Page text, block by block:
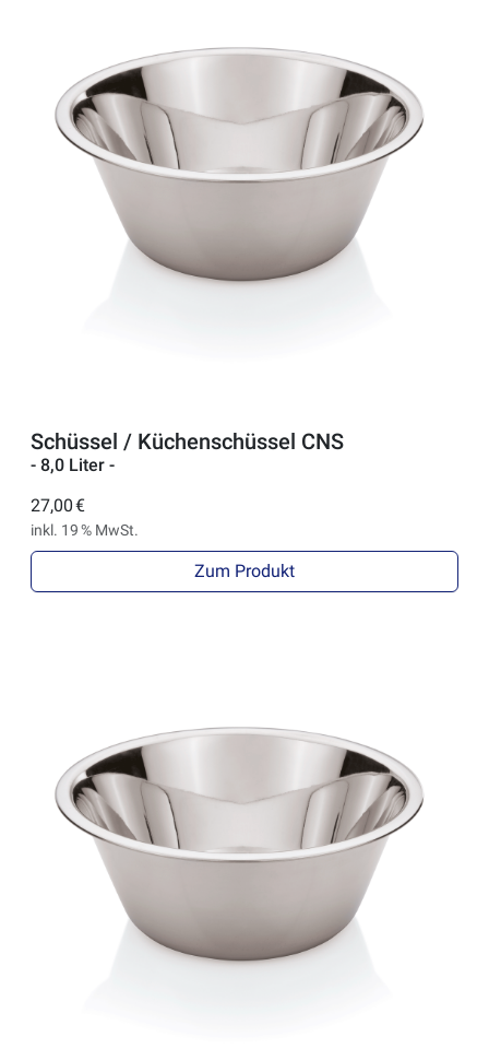
Schüssel / Küchenschüssel CNS
- 8,0 Liter -
27,00 €
inkl. 19 % MwSt.
Zum Produkt